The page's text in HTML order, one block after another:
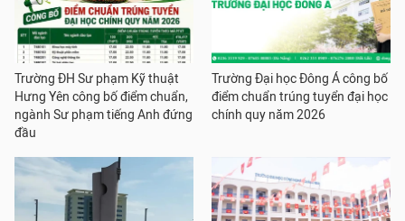
Trường ĐH Sư phạm Kỹ thuật
Hưng Yên công bố điểm chuẩn,
ngành Sư phạm tiếng Anh đứng
đầu
Trường Đại học Đông Á công bố
điểm chuẩn trúng tuyển đại học
chính quy năm 2026